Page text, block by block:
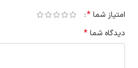
امتیاز شما *
دیدگاه شما *